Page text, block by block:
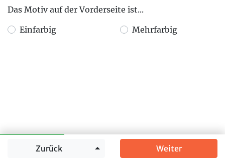
Zurück Springe zu Weiter
Das Motiv auf der Vorderseite ist...
Einfarbig
Mehrfarbig